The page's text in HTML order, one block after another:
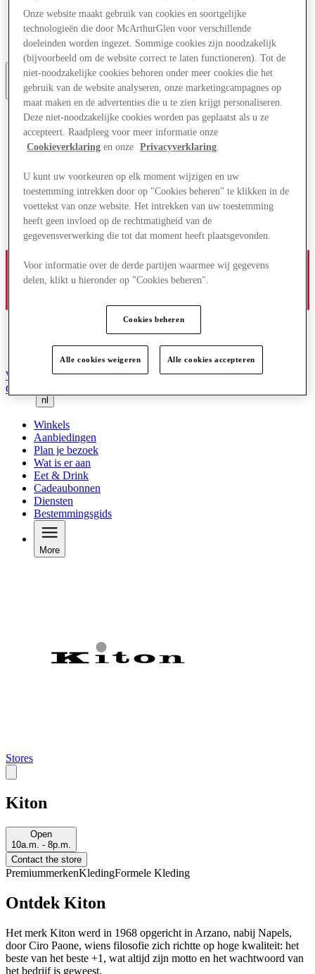
Cadeaubonnen
Diensten
Bestemmingsgids
More
Word lid van de Club
Gered,
nl
Winkels
Aanbiedingen
Plan je bezoek
Wat is er aan
Eet & Drink
Cadeaubonnen
Diensten
Bestemmingsgids
More
Stores
Kiton
Open
10a.m. - 8p.m.
Contact the store
PremiummerkenKledingFormele Kleding
Ontdek Kiton
Het merk Kiton werd in 1968 opgericht in Arzano, nabij Napels,
door Ciro Paone, wiens filosofie zich richtte op hoge kwaliteit: het
beste van het beste +1, wat altijd zijn motto en het wachtwoord van
het bedrijf is geweest.
Onze website maakt gebruik van cookies en soortgelijke
technologieën die door McArthurGlen voor verschillende
doeleinden worden ingezet. Sommige cookies zijn noodzakelijk
(bijvoorbeeld om de website correct te laten functioneren). Tot de
niet-noodzakelijke cookies behoren onder meer cookies die het
gebruik van de website analyseren, onze marketingcampagnes op
maat maken en de advertenties die u te zien krijgt personaliseren.
Deze niet-noodzakelijke cookies worden pas geplaatst als u ze
accepteert. Raadpleeg voor meer informatie onze
Cookieverklaring en onze Privacyverklaring.
U kunt uw voorkeuren op elk moment wijzigen en uw
toestemming intrekken door op "Cookies beheren" te klikken in de
voettekst van onze website. Het intrekken van uw toestemming
heeft geen invloed op de rechtmatigheid van de
gegevensverwerking die tot dat moment heeft plaatsgevonden.
Voor informatie over de derde partijen waarmee wij gegevens
delen, klikt u hieronder op "Cookies beheren".
Cookies beheren
Alle cookies weigeren Alle cookies accepteren